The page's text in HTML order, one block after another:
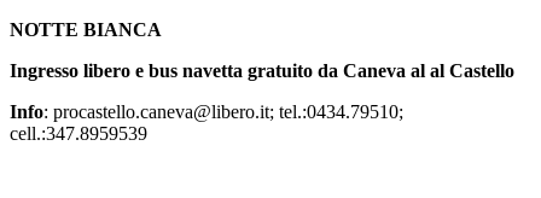
NOTTE BIANCA
Ingresso libero e bus navetta gratuito da Caneva al al Castello
Info: procastello.caneva@libero.it; tel.:0434.79510;
cell.:347.8959539